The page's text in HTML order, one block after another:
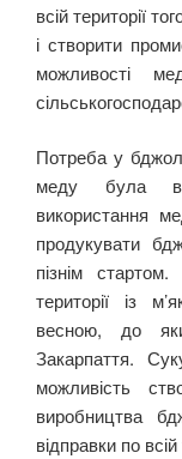
всій території
і створити
можливості
Потреба у
меду була
використання
продукувати
пізнім
території із
весною, до
Закарпаття.
можливість
виробництва
відправки по